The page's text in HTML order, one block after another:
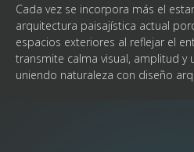
Cada vez se incorpora más el
arquitectura paisajística actual
espacios exteriores al reflejar el
transmite calma visual, amplitud y
uniendo naturaleza con diseño